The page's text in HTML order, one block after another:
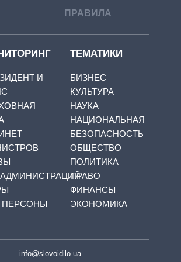
ПРАВИЛА
И
ПЕРСОНЫ
ТЕМАТИКИ
БИЗНЕС
КУЛЬТУРА
НАУКА
НАЦИОНАЛЬНАЯ
БЕЗОПАСНОСТЬ
ОБЩЕСТВО
ПОЛИТИКА
ПРАВО
ФИНАНСЫ
ЭКОНОМИКА
info@slovoidilo.ua